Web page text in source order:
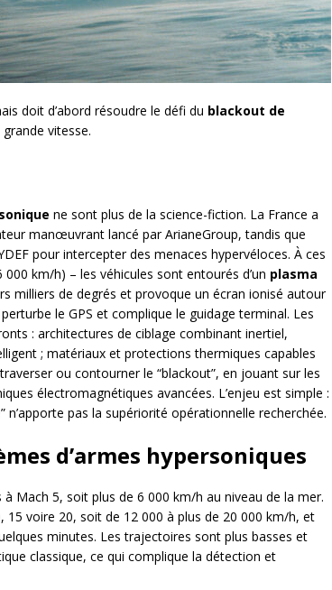
doit d’abord résoudre le défi du blackout de
vitesse.
ne sont plus de la science-fiction. La France a
manœuvrant lancé par ArianeGroup, tandis que
pour intercepter des menaces hypervéloces. À ces
000 km/h) – les véhicules sont entourés d’un plasma
milliers de degrés et provoque un écran ionisé autour
le GPS et complique le guidage terminal. Les
: architectures de ciblage combinant inertiel,
; matériaux et protections thermiques capables
ou contourner le “blackout”, en jouant sur les
électromagnétiques avancées. L’enjeu est simple :
n’apporte pas la supériorité opérationnelle recherchée.
d’armes hypersoniques
à Mach 5, soit plus de 6 000 km/h au niveau de la mer.
voire 20, soit de 12 000 à plus de 20 000 km/h, et
minutes. Les trajectoires sont plus basses et
classique, ce qui complique la détection et